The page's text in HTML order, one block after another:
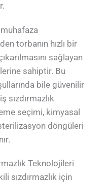
torbanın hızlı bir
sağlayan
sahiptir. Bu
bile güvenilir
sızdırmazlık
seçimi, kimyasal
döngüleri
Teknolojileri
sızdırmazlık için